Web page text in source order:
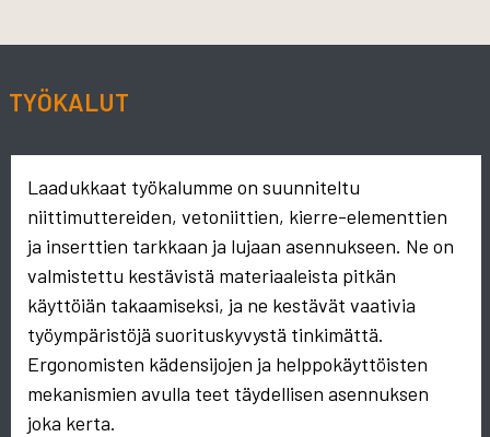
TYÖKALUT
Laadukkaat työkalumme on suunniteltu
niittimuttereiden, vetoniittien, kierre-elementtien
ja inserttien tarkkaan ja lujaan asennukseen. Ne on
valmistettu kestävistä materiaaleista pitkän
käyttöiän takaamiseksi, ja ne kestävät vaativia
työympäristöjä suorituskyvystä tinkimättä.
Ergonomisten kädensijojen ja helppokäyttöisten
mekanismien avulla teet täydellisen asennuksen
joka kerta.